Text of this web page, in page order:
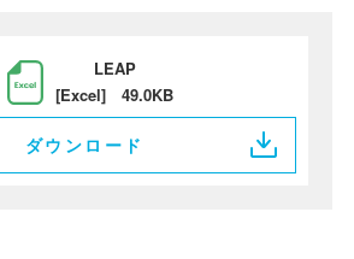
LEAP
[Excel] 49.0KB
ダウンロード